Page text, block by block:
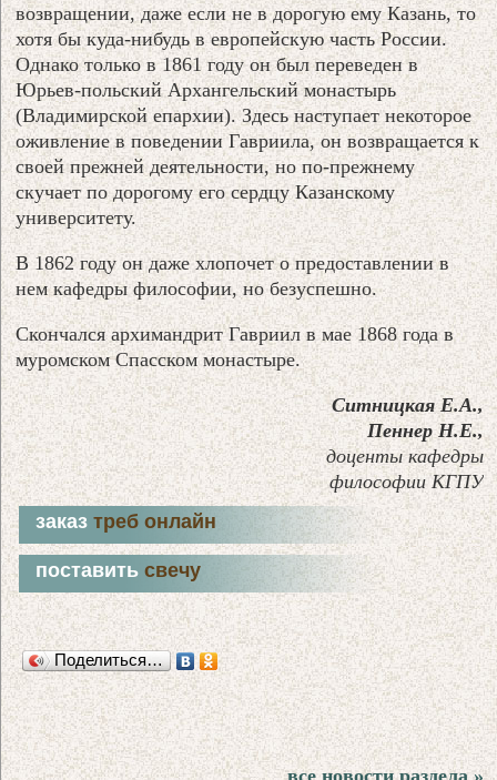
возвращении, даже если не в дорогую ему Казань, то
хотя бы куда-нибудь в европейскую часть России.
Однако только в 1861 году он был переведен в
Юрьев-польский Архангельский монастырь
(Владимирской епархии). Здесь наступает некоторое
оживление в поведении Гавриила, он возвращается к
своей прежней деятельности, но по-прежнему
скучает по дорогому его сердцу Казанскому
университету.
В 1862 году он даже хлопочет о предоставлении в
нем кафедры философии, но безуспешно.
Скончался архимандрит Гавриил в мае 1868 года в
муромском Спасском монастыре.
Ситницкая Е.А.,
Пеннер Н.Е.,
доценты кафедры
философии КГПУ
заказтреб онлайн
поставитьсвечу
Поделиться…
все новости раздела »